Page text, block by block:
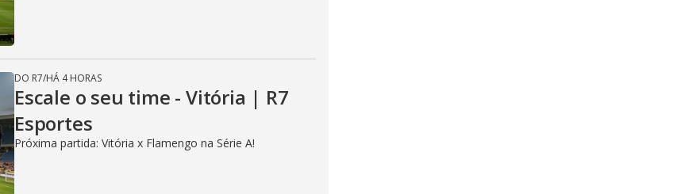
DO R7/HÁ 4 HORAS
Escale o seu time - Vitória | R7
Esportes
Próxima partida: Vitória x Flamengo na Série A!